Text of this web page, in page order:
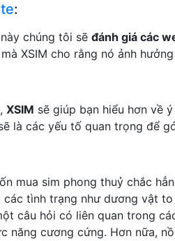
:
chúng tôi sẽ đánh giá các
XSIM cho rằng nó ảnh
XSIM sẽ giúp bạn hiểu hơn về
là các yếu tố quan trọng để
mua sim phong thuỷ chắc
tình trạng như dương vật
câu hỏi có liên quan trong
năng cương cứng. Hơn nữa,